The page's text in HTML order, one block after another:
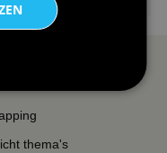
thema's